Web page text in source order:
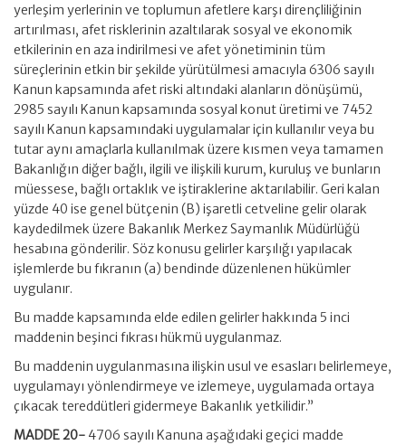
yerleşim yerlerinin ve toplumun afetlere karşı dirençliliğinin
artırılması, afet risklerinin azaltılarak sosyal ve ekonomik
etkilerinin en aza indirilmesi ve afet yönetiminin tüm
süreçlerinin etkin bir şekilde yürütülmesi amacıyla 6306 sayılı
Kanun kapsamında afet riski altındaki alanların dönüşümü,
2985 sayılı Kanun kapsamında sosyal konut üretimi ve 7452
sayılı Kanun kapsamındaki uygulamalar için kullanılır veya bu
tutar aynı amaçlarla kullanılmak üzere kısmen veya tamamen
Bakanlığın diğer bağlı, ilgili ve ilişkili kurum, kuruluş ve bunların
müessese, bağlı ortaklık ve iştiraklerine aktarılabilir. Geri kalan
yüzde 40 ise genel bütçenin (B) işaretli cetveline gelir olarak
kaydedilmek üzere Bakanlık Merkez Saymanlık Müdürlüğü
hesabına gönderilir. Söz konusu gelirler karşılığı yapılacak
işlemlerde bu fıkranın (a) bendinde düzenlenen hükümler
uygulanır.
Bu madde kapsamında elde edilen gelirler hakkında 5 inci
maddenin beşinci fıkrası hükmü uygulanmaz.
Bu maddenin uygulanmasına ilişkin usul ve esasları belirlemeye,
uygulamayı yönlendirmeye ve izlemeye, uygulamada ortaya
çıkacak tereddütleri gidermeye Bakanlık yetkilidir.”
MADDE 20- 4706 sayılı Kanuna aşağıdaki geçici madde